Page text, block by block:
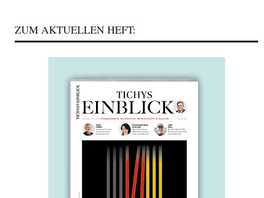
ZUM AKTUELLEN HEFT: